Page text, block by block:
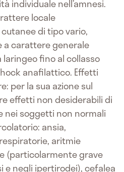
individuale nell’amnesi.
locale
di tipo vario,
a carattere generale
fino al collasso
anafilattico. Effetti
per la sua azione sul
effetti non desiderabili di
nei soggetti non normali
ansia,
aritmie
(particolarmente grave
e negli ipertirodei), cefalea